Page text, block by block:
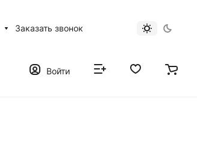
Заказать звонок
Войти